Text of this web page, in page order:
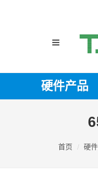
硬件产品
首页 硬